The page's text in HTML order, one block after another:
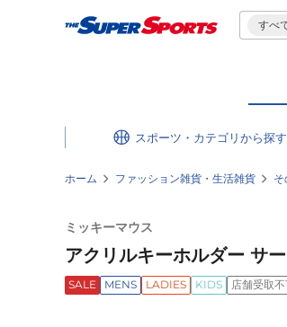
すべ
スポーツ・カテゴリ
ホーム ファッション雑貨・生活雑貨
ミッキーマウス
アクリルキーホルダー サ
SALE MENS LADIES KIDS 店舗受取